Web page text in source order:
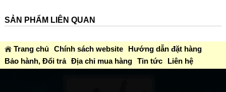
SẢN PHẨM LIÊN QUAN
Trang chủ Chính sách website
Hướng dẫn đặt hàng
Bảo hành, Đổi trả Địa chỉ mua hàng Tin tức Liên hệ